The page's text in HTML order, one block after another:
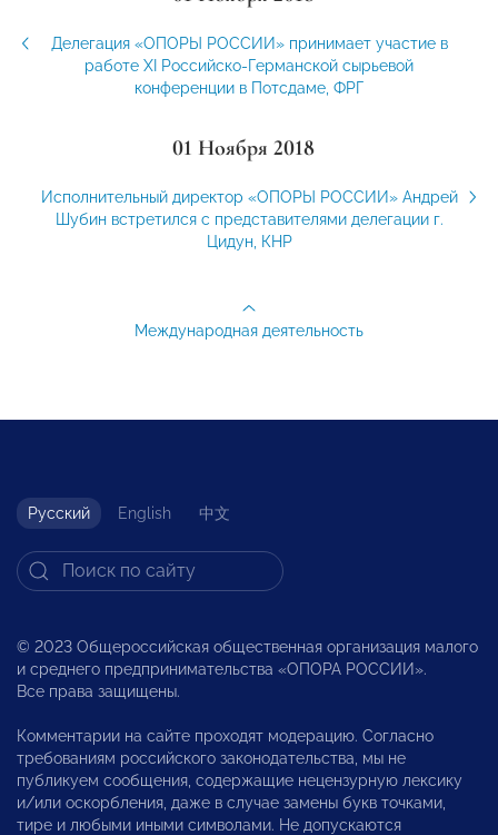
Делегация «ОПОРЫ РОССИИ» принимает участие в
работе XI Российско-Германской сырьевой
конференции в Потсдаме, ФРГ
01 Ноября 2018
Исполнительный директор «ОПОРЫ РОССИИ» Андрей
Шубин встретился с представителями делегации г.
Цидун, КНР
Международная деятельность
Русский English 中文
© 2023 Общероссийская общественная организация малого
и среднего предпринимательства «ОПОРА РОССИИ».
Все права защищены.
Комментарии на сайте проходят модерацию. Согласно
требованиям российского законодательства, мы не
публикуем сообщения, содержащие нецензурную лексику
и/или оскорбления, даже в случае замены букв точками,
тире и любыми иными символами. Не допускаются